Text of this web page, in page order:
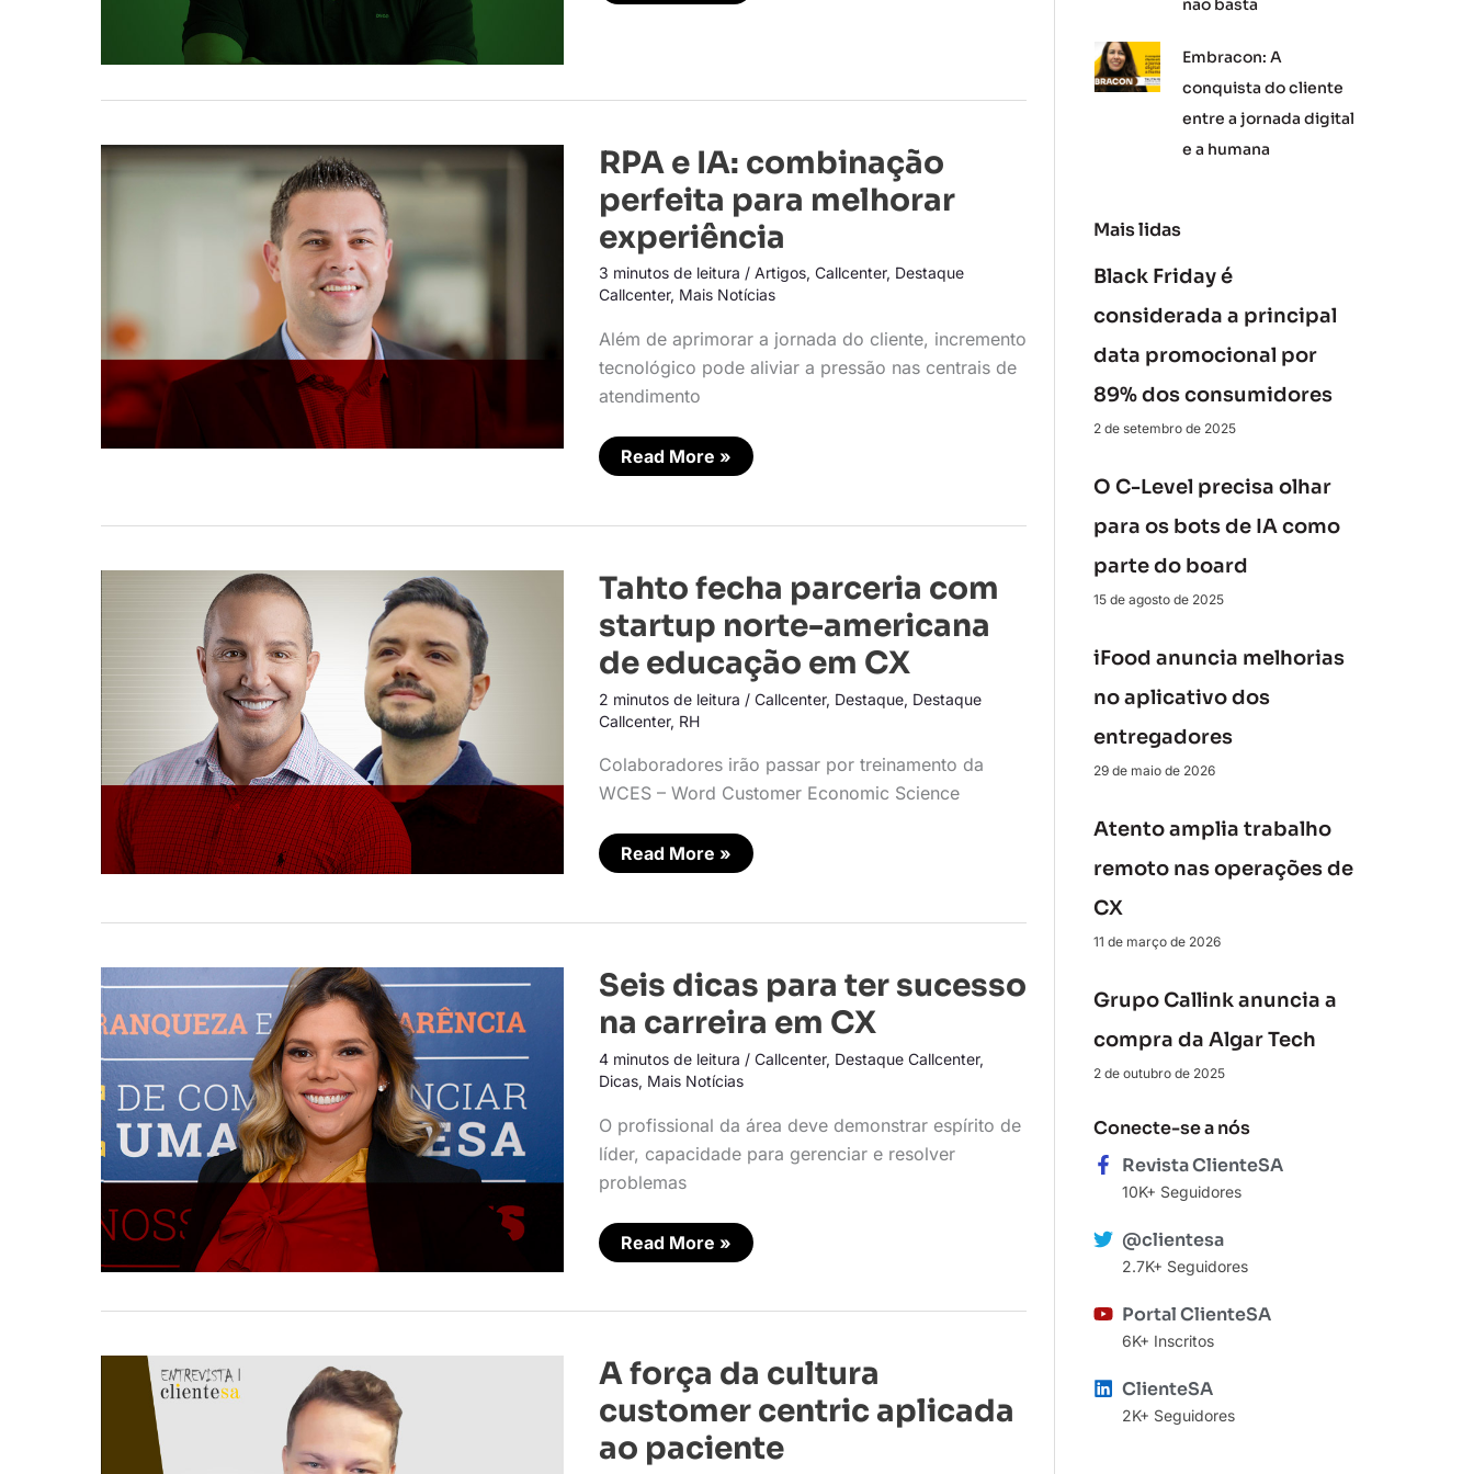
RPA e IA: combinação
perfeita para melhorar
experiência
3 minutos de leitura / Artigos, Callcenter, Destaque
Callcenter, Mais Notícias
Além de aprimorar a jornada do cliente, incremento
tecnológico pode aliviar a pressão nas centrais de
atendimento
RPA
e
combinação
para
melhorar
experiência
Read More »
Tahto fecha parceria com
startup norte-americana
de educação em CX
2 minutos de leitura / Callcenter, Destaque, Destaque
Callcenter, RH
Colaboradores irão passar por treinamento da
WCES – Word Customer Economic Science
Tahto
fecha
parceria
com
startup
norte-
de
educação
CX
Read More »
Seis dicas para ter sucesso
na carreira em CX
4 minutos de leitura / Callcenter, Destaque Callcenter,
Dicas, Mais Notícias
O profissional da área deve demonstrar espírito de
líder, capacidade para gerenciar e resolver
problemas
Seis
dicas
para
ter
na
carreira
Read More »
A força da cultura
customer centric aplicada
ao paciente
A
força
da
cultura
centric
aplicada
não basta
Embracon: A
conquista do cliente
entre a jornada digital
e a humana
Mais lidas
Black Friday é
considerada a principal
data promocional por
89% dos consumidores
2 de setembro de 2025
O C-Level precisa olhar
para os bots de IA como
parte do board
15 de agosto de 2025
iFood anuncia melhorias
no aplicativo dos
entregadores
29 de maio de 2026
Atento amplia trabalho
remoto nas operações de
CX
11 de março de 2026
Grupo Callink anuncia a
compra da Algar Tech
2 de outubro de 2025
Conecte-se a nós
Revista ClienteSA
10K+ Seguidores
@clientesa
2.7K+ Seguidores
Portal ClienteSA
6K+ Inscritos
ClienteSA
2K+ Seguidores